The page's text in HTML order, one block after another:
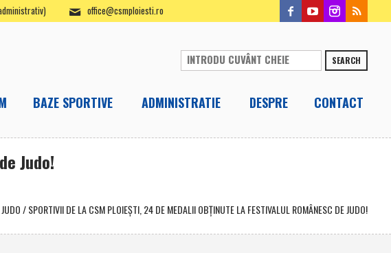
office@csmploiesti.ro
SEARCH
BAZE SPORTIVE ADMINISTRATIE DESPRE CONTACT
Judo!
JUDO /SPORTIVII DE LA CSM PLOIEŞTI, 24 DE MEDALII OBŢINUTE LA FESTIVALUL ROMÂNESC DE JUDO!